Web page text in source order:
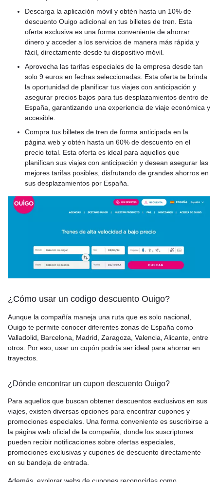
Descarga la aplicación móvil y obtén hasta un 10% de
descuento Ouigo adicional en tus billetes de tren. Esta
oferta exclusiva es una forma conveniente de ahorrar
dinero y acceder a los servicios de manera más rápida y
fácil, directamente desde tu dispositivo móvil.
Aprovecha las tarifas especiales de la empresa desde tan
solo 9 euros en fechas seleccionadas. Esta oferta te brinda
la oportunidad de planificar tus viajes con anticipación y
asegurar precios bajos para tus desplazamientos dentro de
España, garantizando una experiencia de viaje económica y
accesible.
Compra tus billetes de tren de forma anticipada en la
página web y obtén hasta un 60% de descuento en el
precio total. Esta oferta es ideal para aquellos que
planifican sus viajes con anticipación y desean asegurar las
mejores tarifas posibles, disfrutando de grandes ahorros en
sus desplazamientos por España.
¿Cómo usar un codigo descuento Ouigo?
Aunque la compañía maneja una ruta que es solo nacional,
Ouigo te permite conocer diferentes zonas de España como
Valladolid, Barcelona, Madrid, Zaragoza, Valencia, Alicante, entre
otros. Por eso, usar un cupón podría ser ideal para ahorrar en
trayectos.
¿Dónde encontrar un cupon descuento Ouigo?
Para aquellos que buscan obtener descuentos exclusivos en sus
viajes, existen diversas opciones para encontrar cupones y
promociones especiales. Una forma conveniente es suscribirse a
la página web oficial de la compañía, donde los suscriptores
pueden recibir notificaciones sobre ofertas especiales,
promociones exclusivas y cupones de descuento directamente
en su bandeja de entrada.
Además, explorar webs de cupones reconocidas como